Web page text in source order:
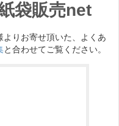
袋販売net
りお寄せ頂いた、よくあ
と合わせてご覧ください。